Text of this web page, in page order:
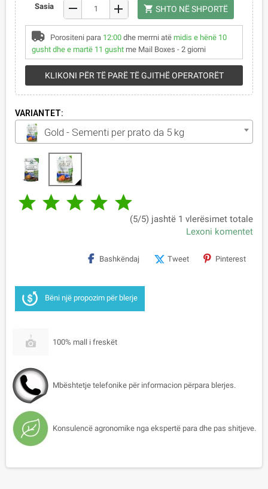
Sasia remove add shopping_cart SHTO NË SHPORTË
Porositeni para 12:00dhe merrni atë midis e hënë 10
gusht dhe e martë 11 gusht me Mail Boxes - 2 giorni
KLIKONI PËR TË PARË TË GJITHË OPERATORËT
VARIANTET:
Gold - Sementi per prato da 5 kg
    
(5/5) jashtë 1 vlerësimet totale
Lexoni komentet
Bashkëndaj Tweet Pinterest
Bëni një propozim për blerje
100% mall i freskët
Mbështetje telefonike për informacion përpara blerjes.
Konsulencë agronomike nga ekspertë para dhe pas shitjeve.